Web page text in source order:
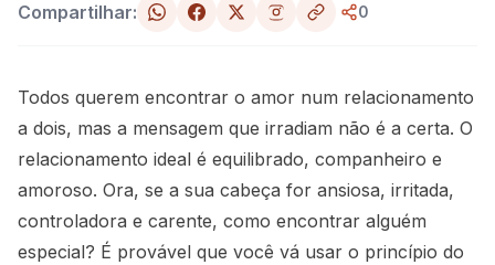
Compartilhar: 0
Todos querem encontrar o amor num relacionamento
a dois, mas a mensagem que irradiam não é a certa. O
relacionamento ideal é equilibrado, companheiro e
amoroso. Ora, se a sua cabeça for ansiosa, irritada,
controladora e carente, como encontrar alguém
especial? É provável que você vá usar o princípio do